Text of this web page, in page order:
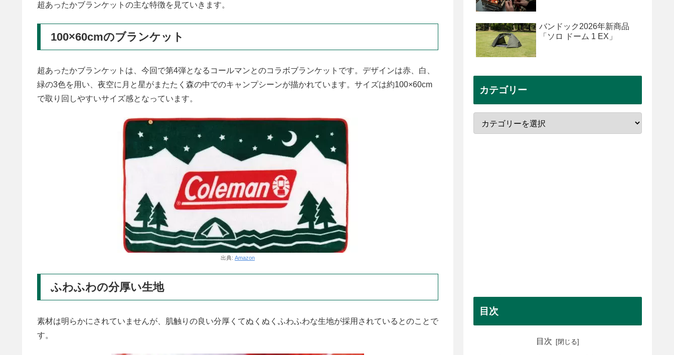
超あったかブランケットの主な特徴を見ていきます。
100×60cmのブランケット
超あったかブランケットは、今回で第4弾となるコールマンとのコラボブランケットです。デザインは赤、白、
緑の3色を用い、夜空に月と星がまたたく森の中でのキャンプシーンが描かれています。サイズは約100×60cm
で取り回しやすいサイズ感となっています。
出典: Amazon
ふわふわの分厚い生地
素材は明らかにされていませんが、肌触りの良い分厚くてぬくぬくふわふわな生地が採用されているとのことで
す。
バンドック2026年新商品
「ソロ ドーム 1 EX」
カテゴリー
目次
目次